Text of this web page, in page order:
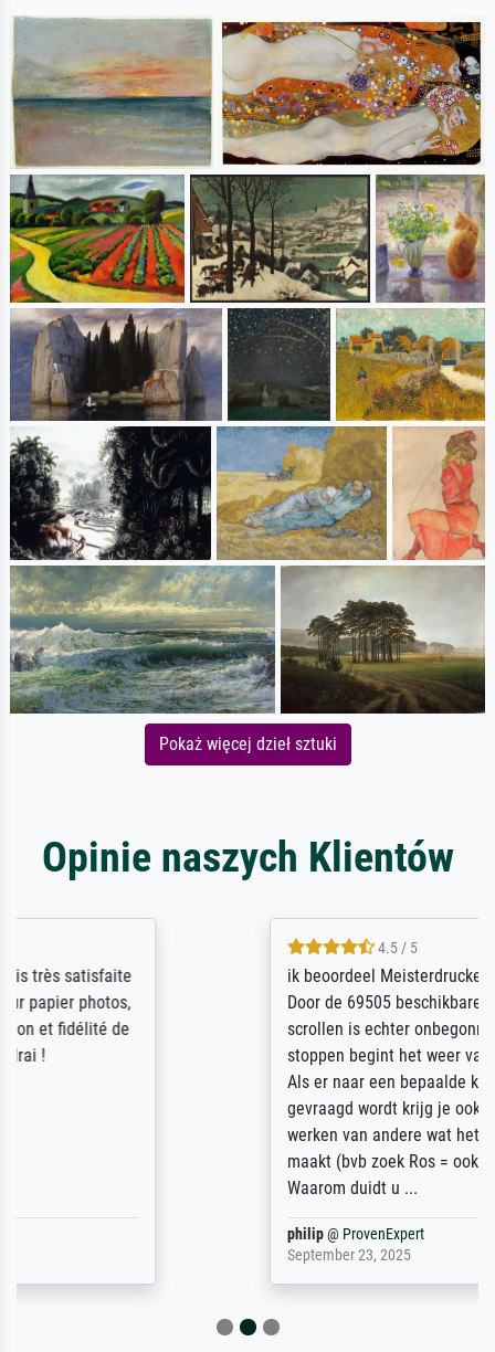
Pokaż więcej dzieł sztuki
Opinie naszych Klientów
ik beoordeel Meisterdrucke zeer positief.
Door de 69505 beschikbare kunstenaars
scrollen is echter onbegonnen werk (na
stoppen begint het weer van voor af aan).
Als er naar een bepaalde kunstenaar
gevraagd wordt krijg je ook een aantal
werken van andere wat het onoverzichtelijk
maakt (bvb zoek Ros = ook Rops, Rose etc).